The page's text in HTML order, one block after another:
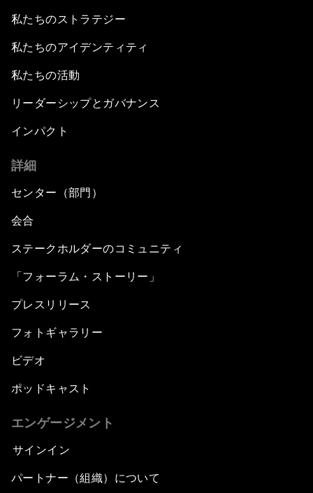
私たちのストラテジー
私たちのアイデンティティ
私たちの活動
リーダーシップとガバナンス
インパクト
詳細
センター（部門）
会合
ステークホルダーのコミュニティ
「フォーラム・ストーリー」
プレスリリース
フォトギャラリー
ビデオ
ポッドキャスト
エンゲージメント
サインイン
パートナー（組織）について